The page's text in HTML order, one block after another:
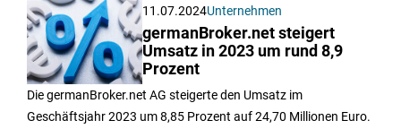
11.07.2024Unternehmen
germanBroker.net steigert
Umsatz in 2023 um rund 8,9
Prozent
Die germanBroker.net AG steigerte den Umsatz im
Geschäftsjahr 2023 um 8,85 Prozent auf 24,70 Millionen Euro.